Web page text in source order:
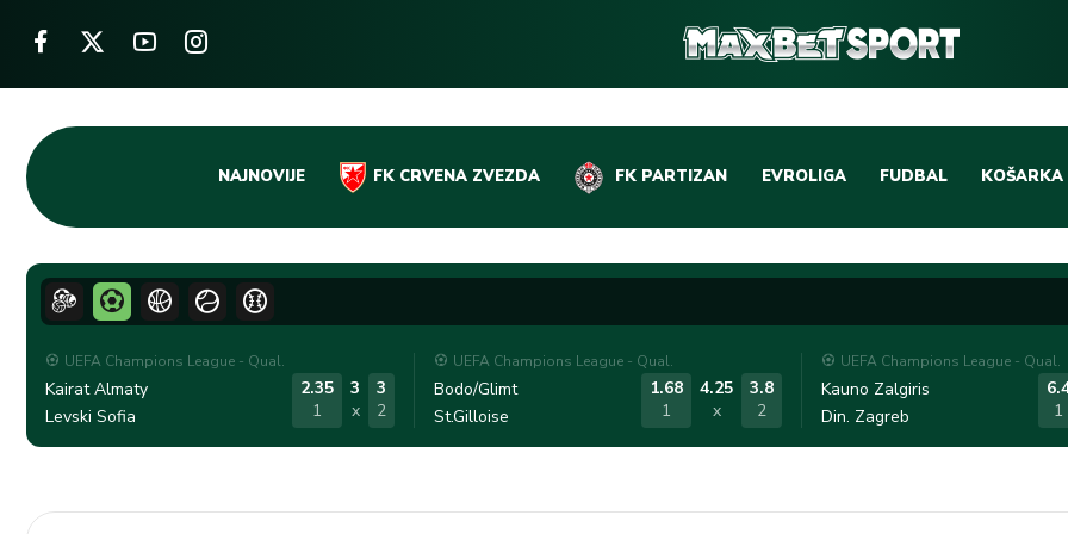
Skip
content
NAJNOVIJE FK CRVENA ZVEZDA FK PARTIZAN EVROLIGA FUDBAL
DOMAĆI FUDBAL
LIGE PETICE
OSTALE LIGE
KOŠARKA
EVROLIGA
ABA LIGA
UEFA Champions League - Qual.
Kairat Almaty
Levski Sofia
2.35
1
3
x
3
2
UEFA Champions League - Qual.
Bodo/Glimt
St.Gilloise
1.68
1
4.25
x
3.8
2
UEFA Champions League - Qual.
Kauno Zalgiris
Din. Zagreb
1